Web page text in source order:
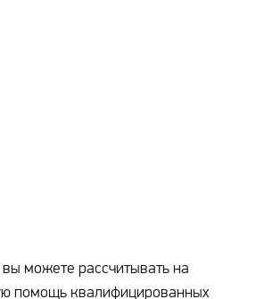
можете рассчитывать на
помощь квалифицированных